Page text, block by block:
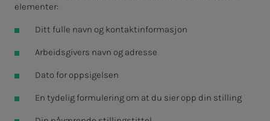
elementer:
Ditt fulle navn og kontaktinformasjon
Arbeidsgivers navn og adresse
Dato for oppsigelsen
En tydelig formulering om at du sier opp din stilling